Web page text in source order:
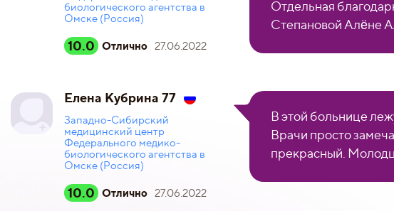
биологического агентства в
Омске (Россия)
10.0 Отлично 27.06.2022
Отдельная
Степановой Алëне
Елена Кубрина 77
Западно-Сибирский
медицинский центр
Федерального медико-
биологического агентства в
Омске (Россия)
10.0 Отлично 27.06.2022
В этой больнице
Врачи просто
прекрасный.